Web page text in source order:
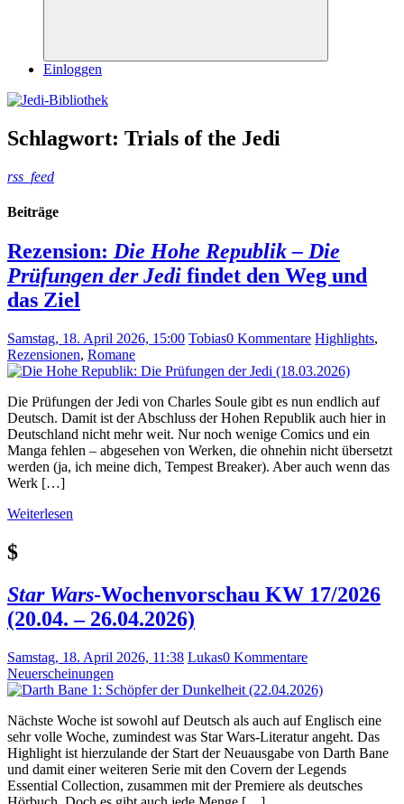
Suchen
Einloggen
Schlagwort: Trials of the Jedi
rss_feed
Beiträge
Rezension: Die Hohe Republik – Die
Prüfungen der Jedi findet den Weg und
das Ziel
Samstag, 18. April 2026, 15:00 Tobias0 Kommentare Highlights,
Rezensionen, Romane
Die Prüfungen der Jedi von Charles Soule gibt es nun endlich auf
Deutsch. Damit ist der Abschluss der Hohen Republik auch hier in
Deutschland nicht mehr weit. Nur noch wenige Comics und ein
Manga fehlen – abgesehen von Werken, die ohnehin nicht übersetzt
werden (ja, ich meine dich, Tempest Breaker). Aber auch wenn das
Werk […]
Weiterlesen
$
Star Wars-Wochenvorschau KW 17/2026
(20.04. – 26.04.2026)
Samstag, 18. April 2026, 11:38 Lukas0 Kommentare
Neuerscheinungen
Nächste Woche ist sowohl auf Deutsch als auch auf Englisch eine
sehr volle Woche, zumindest was Star Wars-Literatur angeht. Das
Highlight ist hierzulande der Start der Neuausgabe von Darth Bane
und damit einer weiteren Serie mit den Covern der Legends
Essential Collection, zusammen mit der Premiere als deutsches